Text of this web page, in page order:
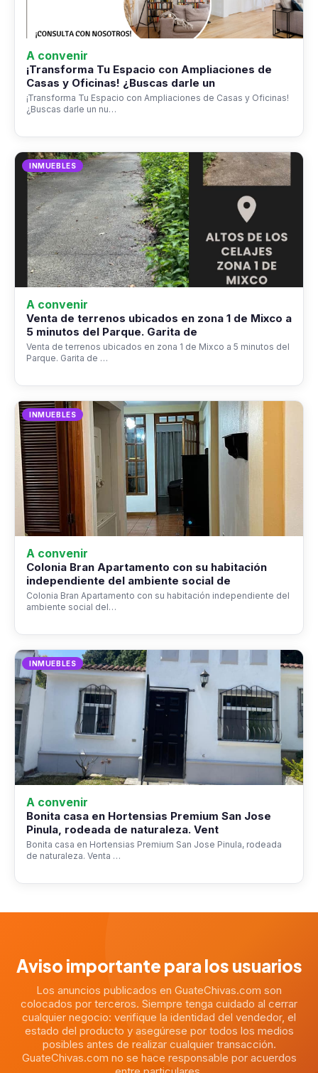
A convenir
¡Transforma Tu Espacio con Ampliaciones de
Casas y Oficinas! ¿Buscas darle un
¡Transforma Tu Espacio con Ampliaciones de Casas y Oficinas!
¿Buscas darle un nu…
INMUEBLES
A convenir
Venta de terrenos ubicados en zona 1 de Mixco a
5 minutos del Parque. Garita de
Venta de terrenos ubicados en zona 1 de Mixco a 5 minutos del
Parque. Garita de …
INMUEBLES
A convenir
Colonia Bran Apartamento con su habitación
independiente del ambiente social de
Colonia Bran Apartamento con su habitación independiente del
ambiente social del…
INMUEBLES
A convenir
Bonita casa en Hortensias Premium San Jose
Pinula, rodeada de naturaleza. Vent
Bonita casa en Hortensias Premium San Jose Pinula, rodeada
de naturaleza. Venta …
Aviso importante para los usuarios
Los anuncios publicados en GuateChivas.com son
colocados por terceros. Siempre tenga cuidado al cerrar
cualquier negocio: verifique la identidad del vendedor, el
estado del producto y asegúrese por todos los medios
posibles antes de realizar cualquier transacción.
GuateChivas.com no se hace responsable por acuerdos